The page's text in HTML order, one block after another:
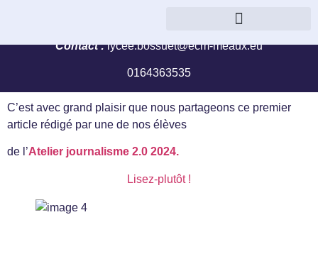
Contact : lycee.bossuet@ecm-meaux.eu
0164363535
C’est avec grand plaisir que nous partageons ce premier
article rédigé par une de nos élèves
de l’Atelier journalisme 2.0 2024.
Lisez-plutôt !